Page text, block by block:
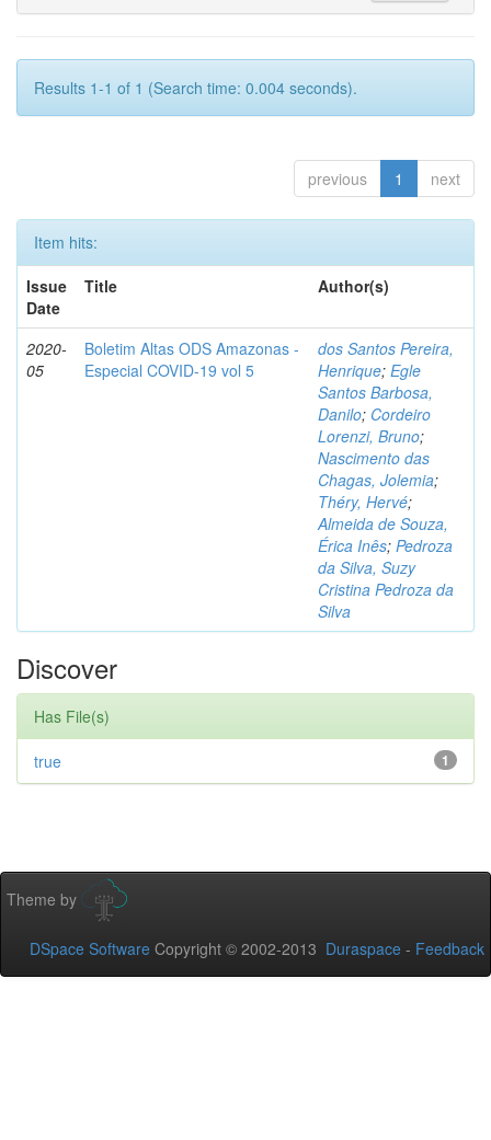
Results 1-1 of 1 (Search time: 0.004 seconds).
previous 1 next
Item hits:
Issue
Date
Title Author(s)
2020-
05
Boletim Altas ODS Amazonas -
Especial COVID-19 vol 5
dos Santos Pereira,
Henrique; Egle
Santos Barbosa,
Danilo; Cordeiro
Lorenzi, Bruno;
Nascimento das
Chagas, Jolemia;
Théry, Hervé;
Almeida de Souza,
Érica Inês; Pedroza
da Silva, Suzy
Cristina Pedroza da
Silva
Discover
Has File(s)
1
true
Theme by
DSpace Software Copyright © 2002-2013 Duraspace - Feedback